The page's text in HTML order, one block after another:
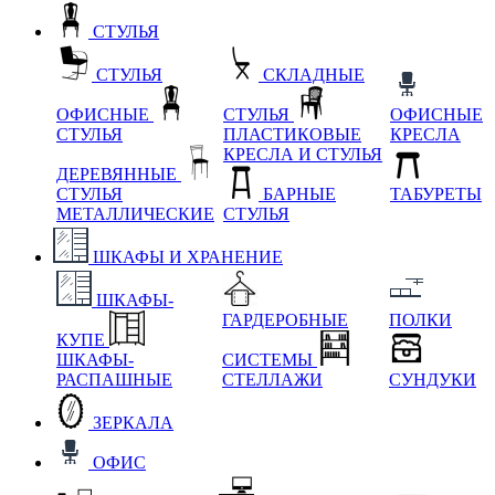
СТУЛЬЯ
СТУЛЬЯ
ОФИСНЫЕ
СТУЛЬЯ
ДЕРЕВЯННЫЕ
СТУЛЬЯ
МЕТАЛЛИЧЕСКИЕ
СКЛАДНЫЕ
СТУЛЬЯ
ПЛАСТИКОВЫЕ
КРЕСЛА И СТУЛЬЯ
БАРНЫЕ
СТУЛЬЯ
ОФИСНЫЕ
КРЕСЛА
ТАБУРЕТЫ
ШКАФЫ И ХРАНЕНИЕ
ШКАФЫ-
КУПЕ
ШКАФЫ-
РАСПАШНЫЕ
ГАРДЕРОБНЫЕ
СИСТЕМЫ
СТЕЛЛАЖИ
ПОЛКИ
СУНДУКИ
ЗЕРКАЛА
ОФИС